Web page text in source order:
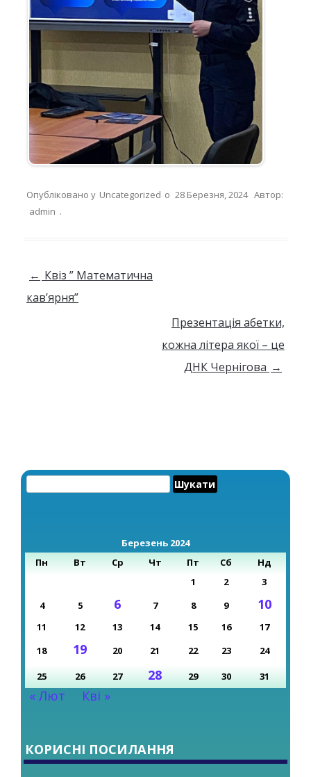
Опубліковано у Uncategorized о 28 Березня, 2024 Автор:
admin .
Навігація по запису
← Квіз ” Математична
кав’ярня”
Презентація абетки,
кожна літера якої – це
ДНК Чернігова →
Березень 2024
Пн
Вт Ср Чт Пт Сб
Нд
1
2
3
4
5 6 7 8 9 10
11 12 13 14 15 16
17
18
19 20 21 22 23 24
25 26 27 28 29 30 31
« Лют Кві »
КОРИСНІ ПОСИЛАННЯ